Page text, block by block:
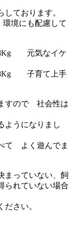
ております。
境にも配慮して
元気なイケ
8Kg 子育て上手
すので 社会性は
ようになりまし
て よく遊んでま
まっていない、飼
られていない場合
さい。